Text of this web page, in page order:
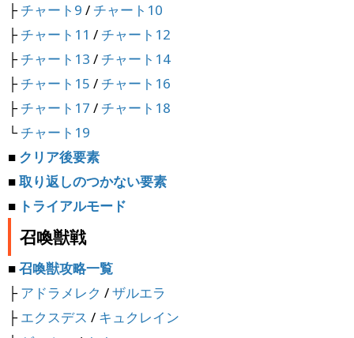
├チャート9 / チャート10
├チャート11 / チャート12
├チャート13 / チャート14
├チャート15 / チャート16
├チャート17 / チャート18
└チャート19
■ クリア後要素
■取り返しのつかない要素
■ トライアルモード
召喚獣戦
■召喚獣攻略一覧
├アドラメレク /ザルエラ
├エクスデス / キュクレイン